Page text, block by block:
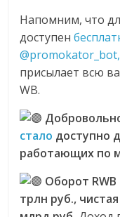
Напомним, что
доступен
@promokator_bot,
присылает всю
WB.
стало доступно
работающих по
Оборот RWB
трлн руб.,